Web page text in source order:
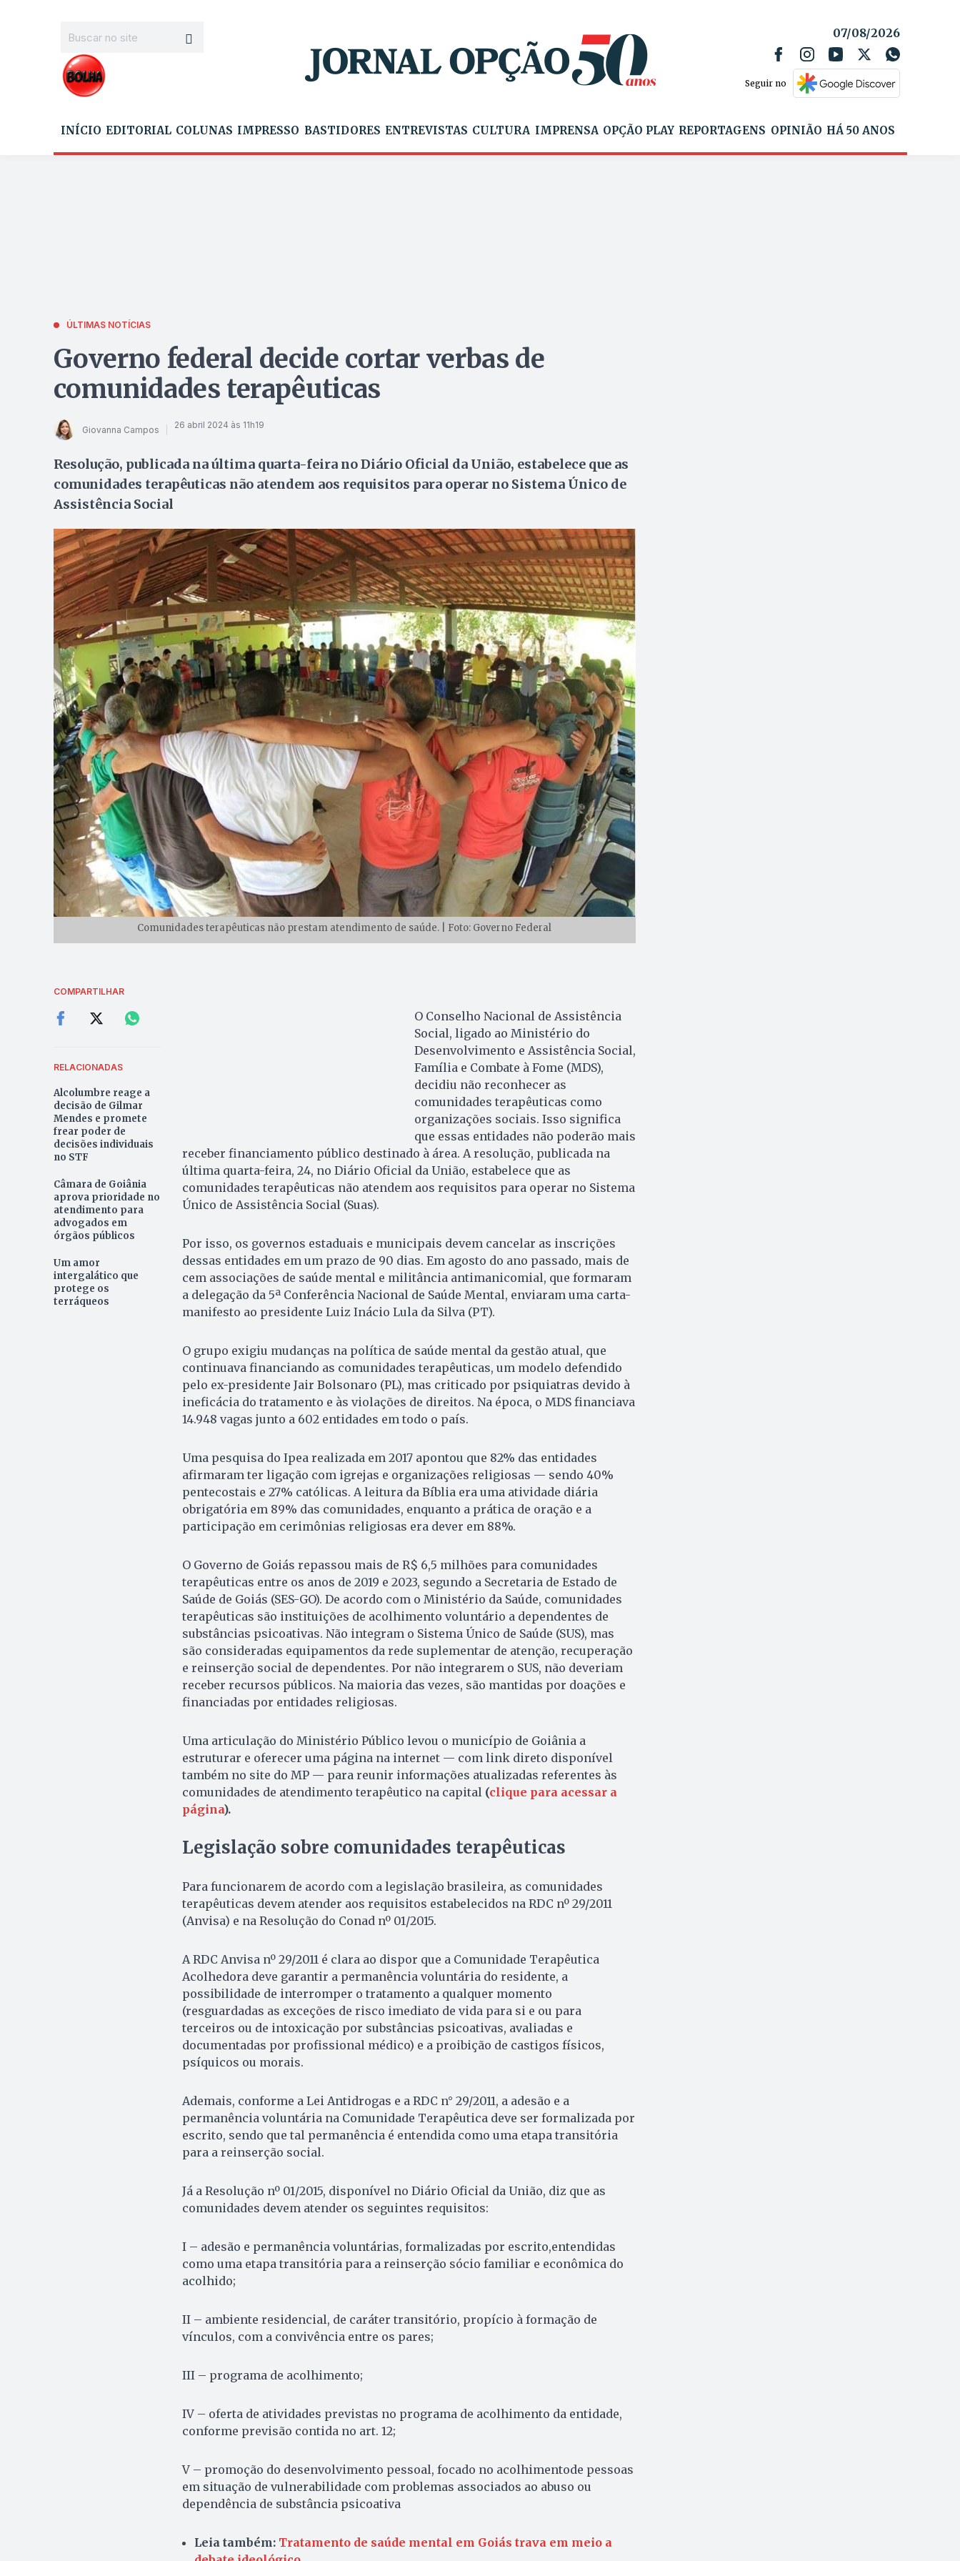
07/08/2026
Seguir no
INÍCIO EDITORIAL COLUNAS IMPRESSO BASTIDORES ENTREVISTAS CULTURA IMPRENSA OPÇÃO PLAY REPORTAGENS OPINIÃO HÁ 50 ANOS
ÚLTIMAS NOTÍCIAS
Governo federal decide cortar verbas de
comunidades terapêuticas
Giovanna Campos 26 abril 2024 às 11h19
Resolução, publicada na última quarta-feira no Diário Oficial da União, estabelece que as
comunidades terapêuticas não atendem aos requisitos para operar no Sistema Único de
Assistência Social
Comunidades terapêuticas não prestam atendimento de saúde. | Foto: Governo Federal
COMPARTILHAR
RELACIONADAS
Alcolumbre reage a
decisão de Gilmar
Mendes e promete
frear poder de
decisões individuais
no STF
Câmara de Goiânia
aprova prioridade no
atendimento para
advogados em
órgãos públicos
Um amor
intergalático que
protege os
terráqueos
O Conselho Nacional de Assistência
Social, ligado ao Ministério do
Desenvolvimento e Assistência Social,
Família e Combate à Fome (MDS),
decidiu não reconhecer as
comunidades terapêuticas como
organizações sociais. Isso significa
que essas entidades não poderão mais
receber financiamento público destinado à área. A resolução, publicada na
última quarta-feira, 24, no Diário Oficial da União, estabelece que as
comunidades terapêuticas não atendem aos requisitos para operar no Sistema
Único de Assistência Social (Suas).
Por isso, os governos estaduais e municipais devem cancelar as inscrições
dessas entidades em um prazo de 90 dias. Em agosto do ano passado, mais de
cem associações de saúde mental e militância antimanicomial, que formaram
a delegação da 5ª Conferência Nacional de Saúde Mental, enviaram uma carta-
manifesto ao presidente Luiz Inácio Lula da Silva (PT).
O grupo exigiu mudanças na política de saúde mental da gestão atual, que
continuava financiando as comunidades terapêuticas, um modelo defendido
pelo ex-presidente Jair Bolsonaro (PL), mas criticado por psiquiatras devido à
ineficácia do tratamento e às violações de direitos. Na época, o MDS financiava
14.948 vagas junto a 602 entidades em todo o país.
Uma pesquisa do Ipea realizada em 2017 apontou que 82% das entidades
afirmaram ter ligação com igrejas e organizações religiosas — sendo 40%
pentecostais e 27% católicas. A leitura da Bíblia era uma atividade diária
obrigatória em 89% das comunidades, enquanto a prática de oração e a
participação em cerimônias religiosas era dever em 88%.
O Governo de Goiás repassou mais de R$ 6,5 milhões para comunidades
terapêuticas entre os anos de 2019 e 2023, segundo a Secretaria de Estado de
Saúde de Goiás (SES-GO). De acordo com o Ministério da Saúde, comunidades
terapêuticas são instituições de acolhimento voluntário a dependentes de
substâncias psicoativas. Não integram o Sistema Único de Saúde (SUS), mas
são consideradas equipamentos da rede suplementar de atenção, recuperação
e reinserção social de dependentes. Por não integrarem o SUS, não deveriam
receber recursos públicos. Na maioria das vezes, são mantidas por doações e
financiadas por entidades religiosas.
Uma articulação do Ministério Público levou o município de Goiânia a
estruturar e oferecer uma página na internet — com link direto disponível
também no site do MP — para reunir informações atualizadas referentes às
comunidades de atendimento terapêutico na capital (clique para acessar a
página).
Legislação sobre comunidades terapêuticas
Para funcionarem de acordo com a legislação brasileira, as comunidades
terapêuticas devem atender aos requisitos estabelecidos na RDC nº 29/2011
(Anvisa) e na Resolução do Conad nº 01/2015.
A RDC Anvisa nº 29/2011 é clara ao dispor que a Comunidade Terapêutica
Acolhedora deve garantir a permanência voluntária do residente, a
possibilidade de interromper o tratamento a qualquer momento
(resguardadas as exceções de risco imediato de vida para si e ou para
terceiros ou de intoxicação por substâncias psicoativas, avaliadas e
documentadas por profissional médico) e a proibição de castigos físicos,
psíquicos ou morais.
Ademais, conforme a Lei Antidrogas e a RDC n° 29/2011, a adesão e a
permanência voluntária na Comunidade Terapêutica deve ser formalizada por
escrito, sendo que tal permanência é entendida como uma etapa transitória
para a reinserção social.
Já a Resolução nº 01/2015, disponível no Diário Oficial da União, diz que as
comunidades devem atender os seguintes requisitos:
I – adesão e permanência voluntárias, formalizadas por escrito,entendidas
como uma etapa transitória para a reinserção sócio familiar e econômica do
acolhido;
II – ambiente residencial, de caráter transitório, propício à formação de
vínculos, com a convivência entre os pares;
III – programa de acolhimento;
IV – oferta de atividades previstas no programa de acolhimento da entidade,
conforme previsão contida no art. 12;
V – promoção do desenvolvimento pessoal, focado no acolhimentode pessoas
em situação de vulnerabilidade com problemas associados ao abuso ou
dependência de substância psicoativa
Leia também: Tratamento de saúde mental em Goiás trava em meio a